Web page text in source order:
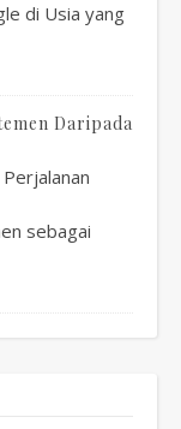
di Usia yang
Daripada
sebagai